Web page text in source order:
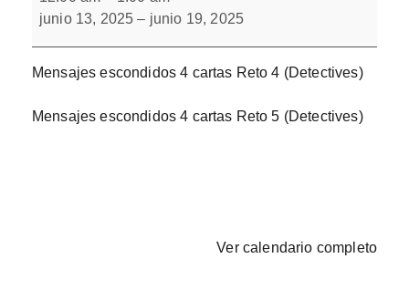
cartas
junio 13, 2025 – junio 19, 2025
Mensajes escondidos 4 cartas Reto 4 (Detectives)
Mensajes escondidos 4 cartas Reto 5 (Detectives)
Ver calendario completo